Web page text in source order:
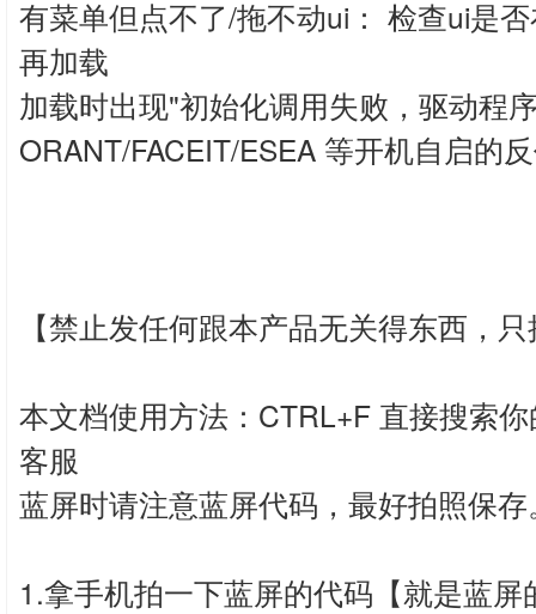
有菜单但点不了/拖不动ui： 检查ui是
再加载
加载时出现"初始化调用失败，驱动程
ORANT/FACEIT/ESEA 等开机自启的
【禁止发任何跟本产品无关得东西，
本文档使用方法：CTRL+F 直接搜索
客服
蓝屏时请注意蓝屏代码，最好拍照保存
1.拿手机拍一下蓝屏的代码【就是蓝